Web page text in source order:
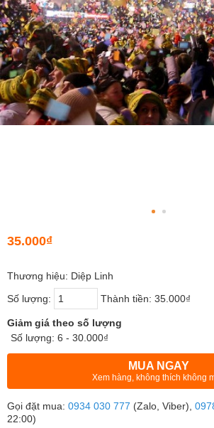
35.000₫
Thương hiệu: Diệp Linh
Số lượng:
Thành tiền: 35.000₫
Giảm giá theo số lượng
Số lượng: 6 - 30.000₫
MUA NGAY
Xem hàng, không thích không
Gọi đặt mua: 0934 030 777 (Zalo, Viber),
22:00)